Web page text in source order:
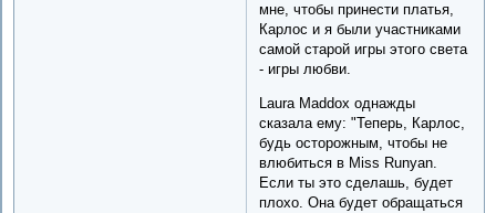
мне, чтобы принести платья,
Карлос и я были участниками
самой старой игры этого света
- игры любви.
Laura Maddox однажды
сказала ему: "Теперь, Карлос,
будь осторожным, чтобы не
влюбиться в Miss Runyan.
Если ты это сделашь, будет
плохо. Она будет обращаться